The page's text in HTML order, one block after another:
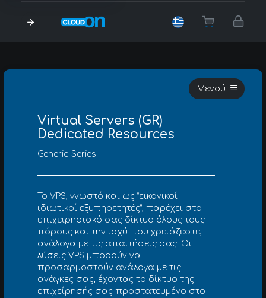
Virtual Servers (GR)
Dedicated Resources
Generic Series
Μενού
Το VPS, γνωστό και ως “εικονικοί
ιδιωτικοί εξυπηρετητές”, παρέχει στο
επιχειρησιακό σας δίκτυο όλους τους
πόρους και την ισχύ που χρειάζεστε,
ανάλογα με τις απαιτήσεις σας. Οι
λύσεις VPS μπορούν να
προσαρμοστούν ανάλογα με τις
ανάγκες σας, έχοντας το δίκτυο της
επιχείρησής σας προστατευμένο στο